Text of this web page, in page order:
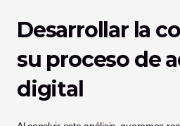
Desarrollar la
su proceso de
digital